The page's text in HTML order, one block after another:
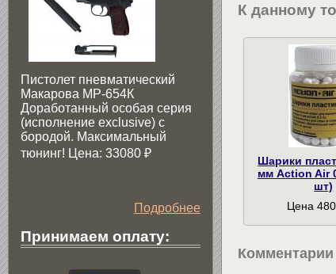
К данному
Шарики
мм Action Air
шт)
Цена 480
Комментарии
Пистолет пневматический
Макарова МР-654К
Доработанный особая серия
(исполнение exclusive) c
бородой. Максимальный
тюнинг! Цена: 33080 ₽
Подробнее
Принимаем оплату: